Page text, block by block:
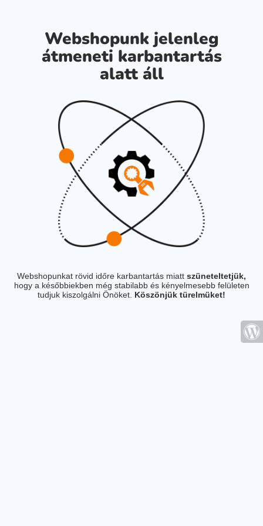
Webshopunk jelenleg
átmeneti karbantartás
alatt áll
Webshopunkat rövid időre karbantartás miatt szüneteltetjük,
hogy a későbbiekben még stabilabb és kényelmesebb felületen
tudjuk kiszolgálni Önöket. Köszönjük türelmüket!